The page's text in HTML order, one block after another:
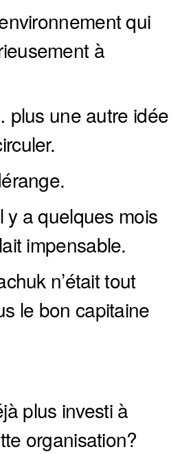
qui
à
une autre idée
y a quelques mois
impensable.
n’était tout
le bon capitaine
plus investi à
organisation?